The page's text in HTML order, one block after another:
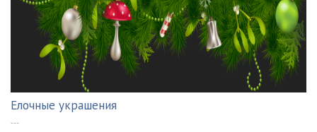
Елочные украшения
---